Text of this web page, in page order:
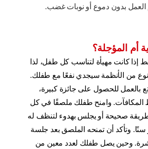
العمل بدون دموع أو نوبات غضب.
أم المؤجلة؟
إذا كانت مهيأة لتناسب كل طفل، لذا
من الأنظمة سيجدي نفعًا مع طفلك.
بالعمل للحصول على جائزة كبيرة،
وامنح طفلك ملصقًا في كل
صحيحة أو يجلس بهدوء لتنظف له
سنًا. وتأكد أن تمنحه الملصق بعد جلسة
وحين يصل طفلك لعدد معين من